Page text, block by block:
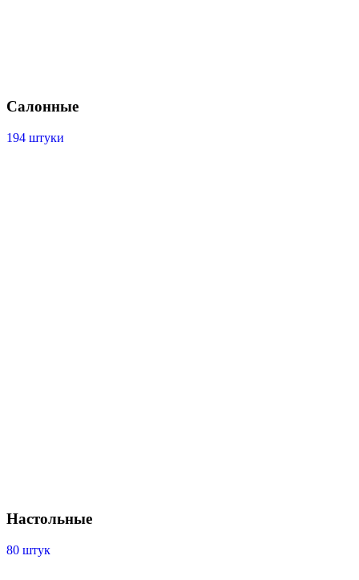
Салонные
194 штуки
Настольные
80 штук